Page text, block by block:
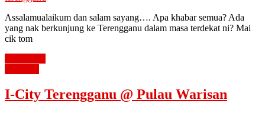
Assalamualaikum dan salam sayang…. Apa khabar semua? Ada
yang nak berkunjung ke Terengganu dalam masa terdekat ni? Mai
cik tom
I-City Terengganu @ Pulau Warisan